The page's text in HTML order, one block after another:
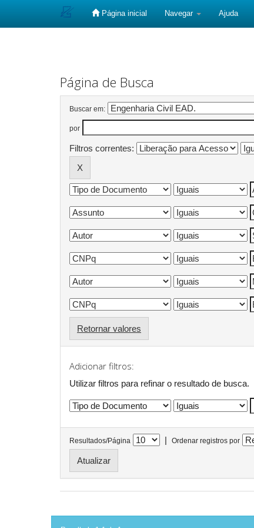
Página inicial Navegar Ajuda
Página de Busca
Buscar em:
por
Filtros correntes:
Retornar valores
Adicionar filtros:
Utilizar filtros para refinar o resultado de busca.
Resultados/Página | Ordenar registros por